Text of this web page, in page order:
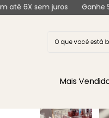
juros Ganhe 5% pagando
Mais